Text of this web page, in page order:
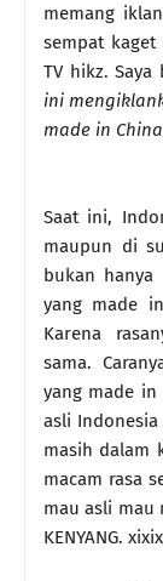
memang
sempat
TV hikz.
ini
made in
Saat ini,
maupun di
bukan
yang made
Karena
sama.
yang made in
asli
masih dalam
macam rasa
mau asli mau
KENYANG.